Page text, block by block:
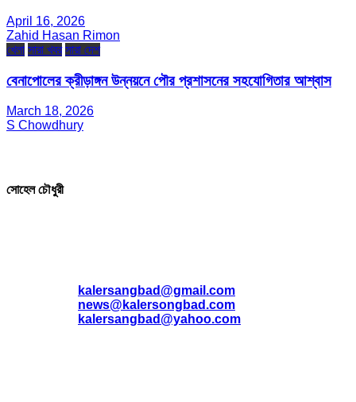
April 16, 2026
Zahid Hasan Rimon
খেলা সারা খবর সারা দেশ
বেনাপোলের ক্রীড়াঙ্গন উন্নয়নে পৌর প্রশাসনের সহযোগিতার আশ্বাস
March 18, 2026
S Chowdhury
সোহেল চৌধুরী
kalersangbad@gmail.com
news@kalersongbad.com
kalersangbad@yahoo.com